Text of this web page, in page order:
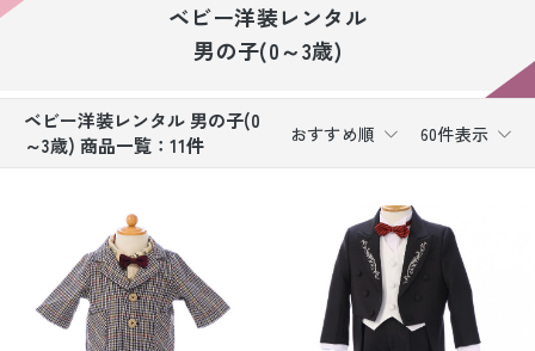
振袖レンタル
産着レンタル
訪問着・付下げレンタル
ベビー洋装レンタル
男の子(0～3歳)
ベビー洋装レンタル 男の子(0
～3歳) 商品一覧：11件
おすすめ順 60件表示